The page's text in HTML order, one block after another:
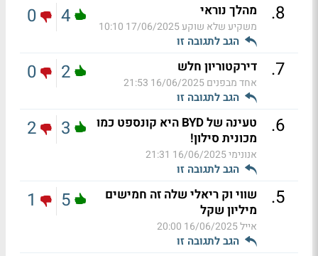
8
. מהלך נוראי
משקיע שלא שוקע17/06/2025 10:10
הגב לתגובה זו
4
0
7
. דירקטוריון חלש
אחד מבפנים16/06/2025 21:53
הגב לתגובה זו
2
0
6
.
טעינה של BYD היא קונספט כמו
מכונית סילון!
אנונימי16/06/2025 21:31
הגב לתגובה זו
3
2
5
.
שווי וק ריאלי שלה זה חמישים
מיליון שקל
אייל16/06/2025 20:00
הגב לתגובה זו
5
1